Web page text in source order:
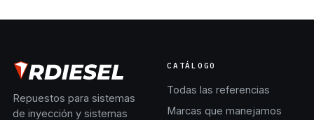
Repuestos para sistemas
de inyección y sistemas
CATÁLOGO
Todas las referencias
Marcas que manejamos